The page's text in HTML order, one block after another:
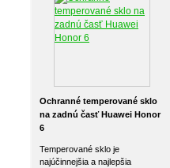
Ochranné temperované sklo
na zadnú časť Huawei Honor
6
Temperované sklo je
najúčinnejšia a najlepšia